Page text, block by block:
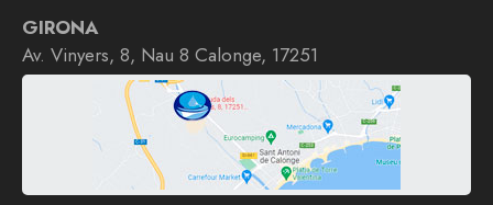
GIRONA
Av. Vinyers, 8, Nau 8 Calonge, 17251